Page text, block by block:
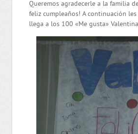
Queremos agradecerle a la familia
feliz cumpleaños! A continuación
llega a los 100 «Me gusta»